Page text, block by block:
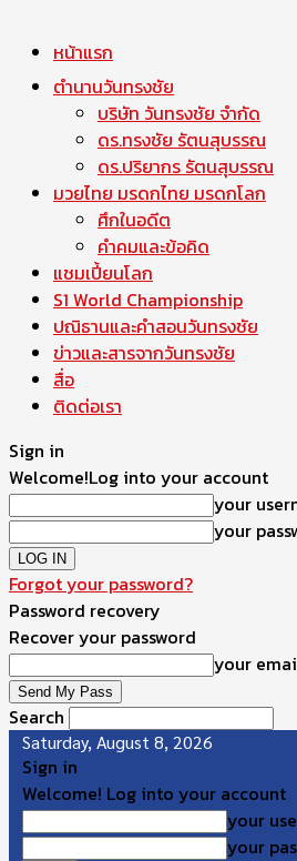
หน้าแรก
ตำนานวันทรงชัย
บริษัท วันทรงชัย จำกัด
ดร.ทรงชัย รัตนสุบรรณ
ดร.ปริยากร รัตนสุบรรณ
มวยไทย มรดกไทย มรดกโลก
ศึกในอดีต
คำคมและข้อคิด
แชมเปี้ยนโลก
S1 World Championship
ปณิธานและคำสอนวันทรงชัย
ข่าวและสารจากวันทรงชัย
สื่อ
ติดต่อเรา
Sign in
Welcome!Log into your account
your
your
Forgot your password?
Password recovery
Recover your password
your
Search
Saturday, August 8, 2026
Sign in
Welcome! Log into your account
your
your